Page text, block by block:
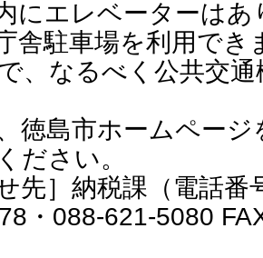
にエレベーターは
舎駐車場を利用で
、なるべく公共交
徳島市ホームページ
ださい。
先］納税課（電話
・088-621-5080